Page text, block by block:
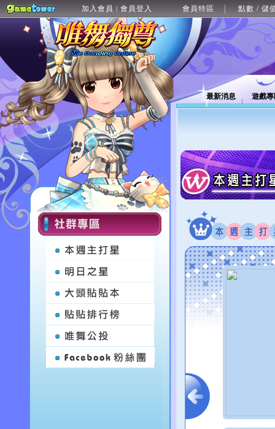
加入會員 | 會員登入 會員特區 點數 / 儲
最新消息 遊戲